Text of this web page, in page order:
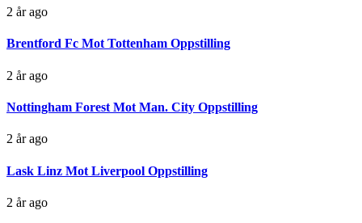
2 år ago
Brentford Fc Mot Tottenham Oppstilling
2 år ago
Nottingham Forest Mot Man. City Oppstilling
2 år ago
Lask Linz Mot Liverpool Oppstilling
2 år ago